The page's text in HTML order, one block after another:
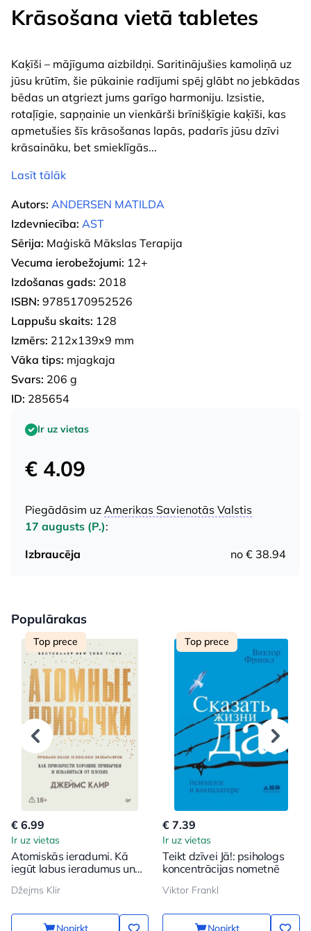
Krāsošana vietā tabletes
Kaķīši – mājīguma aizbildņi. Saritinājušies kamoliņā uz
jūsu krūtīm, šie pūkainie radījumi spēj glābt no jebkādas
bēdas un atgriezt jums garīgo harmoniju. Izsistie,
rotaļīgie, sapņainie un vienkārši brīnišķīgie kaķīši, kas
apmetušies šīs krāsošanas lapās, padarīs jūsu dzīvi
krāsaināku, bet smieklīgās...
Lasīt tālāk
Autors: ANDERSEN MATILDA
Izdevniecība: AST
Sērija: Maģiskā Mākslas Terapija
Vecuma ierobežojumi: 12+
Izdošanas gads: 2018
ISBN: 9785170952526
Lappušu skaits: 128
Izmērs: 212x139x9 mm
Vāka tips: mjagkaja
Svars: 206 g
ID: 285654
Ir uz vietas
€ 4.09
Piegādāsim uz Amerikas Savienotās Valstis
17 augusts (P.):
Izbraucēja
no € 38.94
Populārakas
Top prece
€ 6.99
Ir uz vietas
Atomiskās ieradumi. Kā
iegūt labus ieradumus un
Džejms Klir
Nopirkt
Top prece
€ 7.39
Ir uz vietas
Teikt dzīvei Jā!: psihologs
koncentrācijas nometnē
Viktor Frankl
Nopirkt